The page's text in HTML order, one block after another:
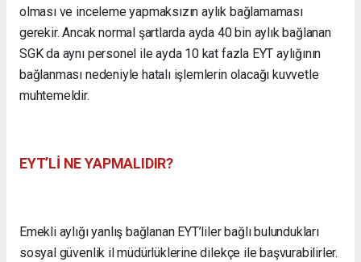
olması ve inceleme yapmaksızın aylık bağlamaması
gerekir. Ancak normal şartlarda ayda 40 bin aylık bağlanan
SGK da aynı personel ile ayda 10 kat fazla EYT aylığının
bağlanması nedeniyle hatalı işlemlerin olacağı kuvvetle
muhtemeldir.
EYT’Lİ NE YAPMALIDIR?
Emekli aylığı yanlış bağlanan EYT’liler bağlı bulundukları
sosyal güvenlik il müdürlüklerine dilekçe ile başvurabilirler.